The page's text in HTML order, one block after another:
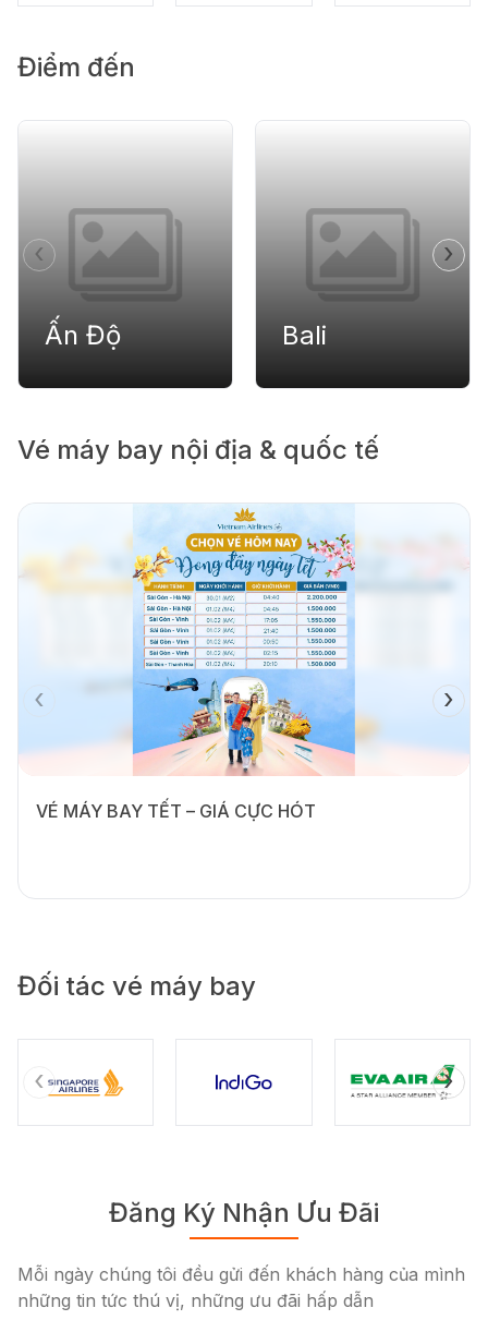
Điểm đến
Ấn Độ Bali
‹ ›
Vé máy bay nội địa & quốc tế
VÉ MÁY BAY TẾT – GIÁ CỰC HÓT
‹ ›
Đối tác vé máy bay
‹ ›
Đăng Ký Nhận Ưu Đãi
Mỗi ngày chúng tôi đều gửi đến khách hàng của mình
những tin tức thú vị, những ưu đãi hấp dẫn